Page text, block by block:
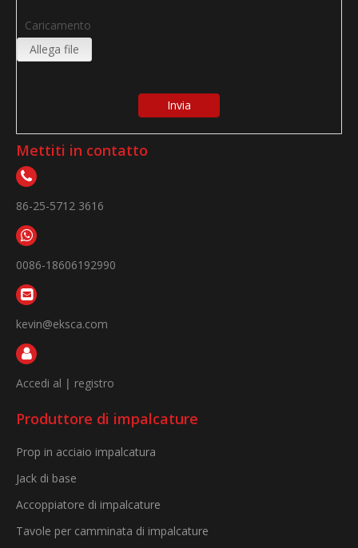
Caricamento
Allega file
Invia
Mettiti in contatto
86-25-5712 3616
0086-18606192990
kevin@eksca.com
Accedi al | registro
Produttore di impalcature
Prop in acciaio impalcatura
Jack di base
Accoppiatore di impalcature
Tavole per camminata di impalcature